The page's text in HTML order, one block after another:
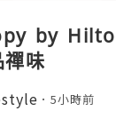
by
禪味
5小時前